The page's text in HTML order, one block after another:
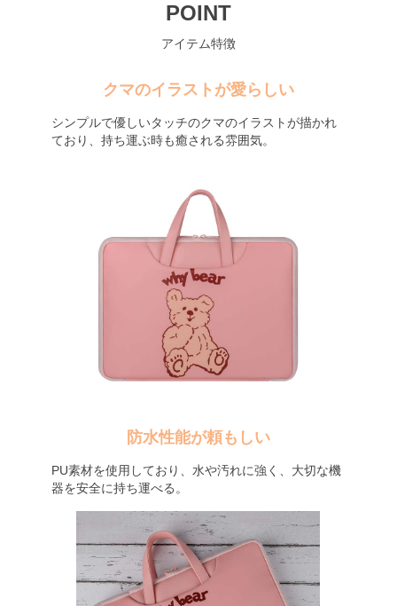
POINT
アイテム特徴
クマのイラストが愛らしい
シンプルで優しいタッチのクマのイラストが描かれ
ており、持ち運ぶ時も癒される雰囲気。
防水性能が頼もしい
PU素材を使用しており、水や汚れに強く、大切な機
器を安全に持ち運べる。